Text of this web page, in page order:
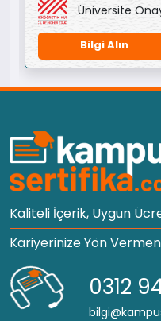
Üniversite
Bilgi Alın
Kaliteli İçerik, Uygun
Kariyerinize Yön
0312